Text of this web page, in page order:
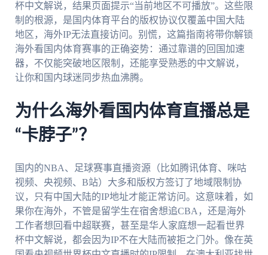
杯中文解说，结果页面提示“当前地区不可播放”。这些限
制的根源，是国内体育平台的版权协议仅覆盖中国大陆
地区，海外IP无法直接访问。别慌，这篇指南将带你解锁
海外看国内体育赛事的正确姿势：通过靠谱的回国加速
器，不仅能突破地区限制，还能享受熟悉的中文解说，
让你和国内球迷同步热血沸腾。
为什么海外看国内体育直播总是
“卡脖子”？
国内的NBA、足球赛事直播资源（比如腾讯体育、咪咕
视频、央视频、B站）大多和版权方签订了地域限制协
议，只有中国大陆的IP地址才能正常访问。这意味着，如
果你在海外，不管是留学生在宿舍想追CBA，还是海外
工作者想回看中超联赛，甚至是华人家庭想一起看世界
杯中文解说，都会因为IP不在大陆而被拒之门外。像在英